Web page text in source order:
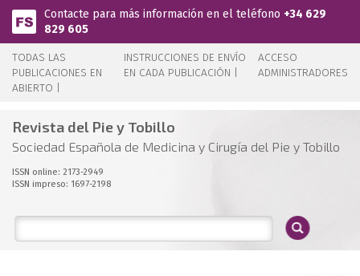
Pasar al contenido principal
Contacte para más información en el teléfono +34 629
829 605
TODAS LAS
PUBLICACIONES EN
ABIERTO |
INSTRUCCIONES DE ENVÍO
EN CADA PUBLICACIÓN |
ACCESO
ADMINISTRADORES
Revista del Pie y Tobillo
Sociedad Española de Medicina y Cirugía del Pie y Tobillo
ISSN online: 2173-2949
ISSN impreso: 1697-2198